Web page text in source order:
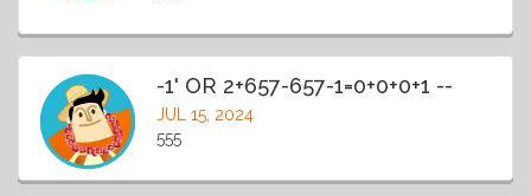
-1' OR 2+657-657-1=0+0+0+1 --
JUL 15, 2024
555